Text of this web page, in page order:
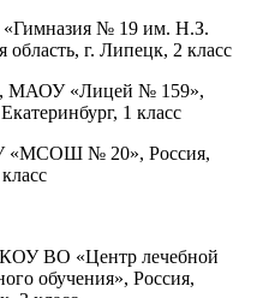
№ 19 им. Н.З.
г. Липецк, 2 класс
МАОУ «Лицей № 159»,
1 класс
«МСОШ № 20», Россия,
ВО «Центр лечебной
обучения», Россия,